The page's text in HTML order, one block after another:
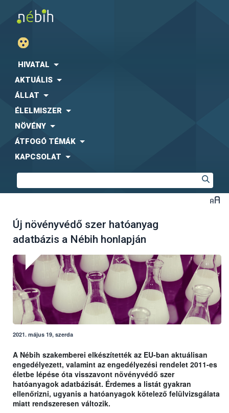
HIVATAL
AKTUÁLIS
ÁLLAT
ÉLELMISZER
NÖVÉNY
ÁTFOGÓ TÉMÁK
KAPCSOLAT
Új növényvédő szer hatóanyag
adatbázis a Nébih honlapján
2021. május 19, szerda
A Nébih szakemberei elkészítették az EU-ban aktuálisan
engedélyezett, valamint az engedélyezési rendelet 2011-es
életbe lépése óta visszavont növényvédő szer
hatóanyagok adatbázisát. Érdemes a listát gyakran
ellenőrizni, ugyanis a hatóanyagok kötelező felülvizsgálata
miatt rendszeresen változik.